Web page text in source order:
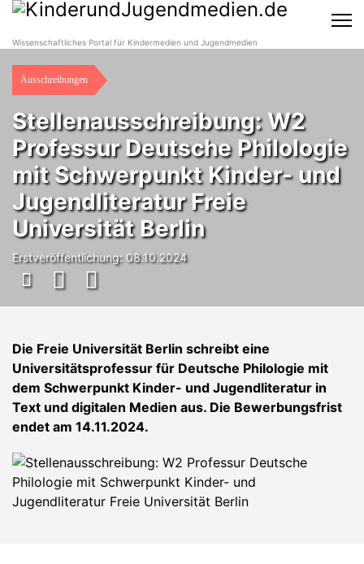
Wissenschaftliches Portal für Kindermedien und Jugendmedien
Ausschreibungen
Stellenausschreibung: W2
Professur Deutsche Philologie
mit Schwerpunkt Kinder- und
Jugendliteratur Freie
Universität Berlin
Erstveröffentlichung: 08.10.2024
Die Freie Universität Berlin schreibt eine
Universitätsprofessur für Deutsche Philologie mit
dem Schwerpunkt Kinder- und Jugendliteratur in
Text und digitalen Medien aus. Die Bewerbungsfrist
endet am 14.11.2024.